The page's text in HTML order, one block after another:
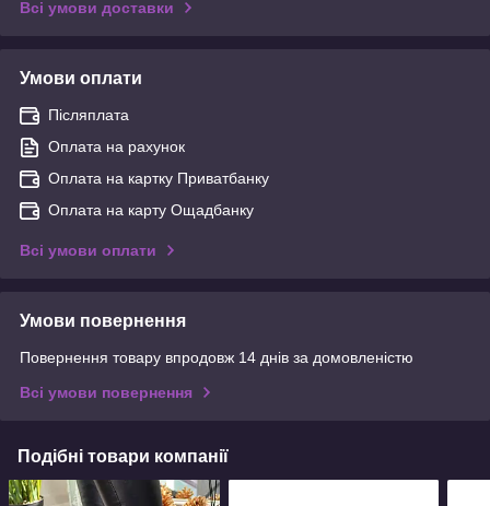
Всі умови доставки
Умови оплати
Післяплата
Оплата на рахунок
Оплата на картку Приватбанку
Оплата на карту Ощадбанку
Всі умови оплати
Умови повернення
Повернення товару впродовж 14 днів за домовленістю
Всі умови повернення
Подібні товари компанії